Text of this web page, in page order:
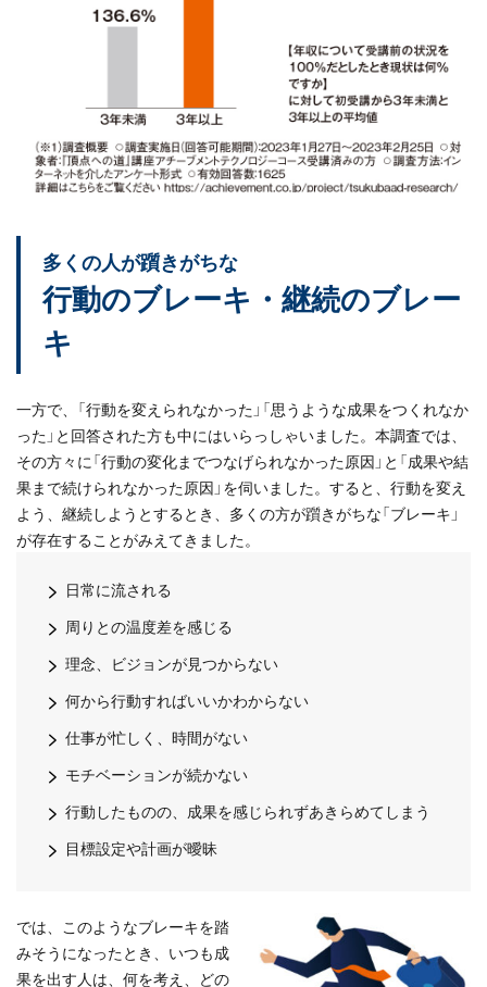
多くの人が躓きがちな
行動のブレーキ・継続のブレー
キ
一方で、「行動を変えられなかった」「思うような成果をつくれなか
った」と回答された方も中にはいらっしゃいました。本調査では、
その方々に「行動の変化までつなげられなかった原因」と「成果や結
果まで続けられなかった原因」を伺いました。すると、行動を変え
よう、継続しようとするとき、多くの方が躓きがちな「ブレーキ」
が存在することがみえてきました。
日常に流される
周りとの温度差を感じる
理念、ビジョンが見つからない
何から行動すればいいかわからない
仕事が忙しく、時間がない
モチベーションが続かない
行動したものの、成果を感じられずあきらめてしまう
目標設定や計画が曖昧
では、このようなブレーキを踏
みそうになったとき、いつも成
果を出す人は、何を考え、どの